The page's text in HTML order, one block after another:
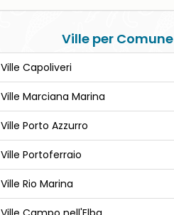
Villeper Comune
Ville Capoliveri
Ville Marciana Marina
Ville Porto Azzurro
Ville Portoferraio
Ville Rio Marina